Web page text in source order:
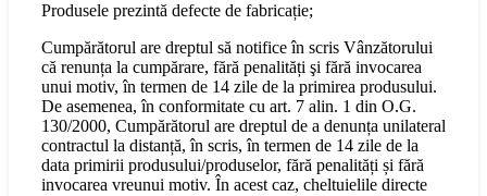
Produsele prezintă defecte de fabricație;
Cumpărătorul are dreptul să notifice în scris Vânzătorului
că renunța la cumpărare, fără penalități şi fără invocarea
unui motiv, în termen de 14 zile de la primirea produsului.
De asemenea, în conformitate cu art. 7 alin. 1 din O.G.
130/2000, Cumpărătorul are dreptul de a denunța unilateral
contractul la distanță, în scris, în termen de 14 zile de la
data primirii produsului/produselor, fără penalități și fără
invocarea vreunui motiv. În acest caz, cheltuielile directe